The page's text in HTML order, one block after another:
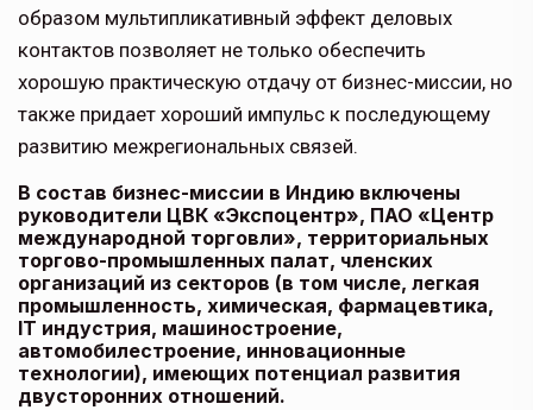
образом мультипликативный эффект деловых
контактов позволяет не только обеспечить
хорошую практическую отдачу от бизнес-миссии, но
также придает хороший импульс к последующему
развитию межрегиональных связей.
В состав бизнес-миссии в Индию включены
руководители ЦВК «Экспоцентр», ПАО «Центр
международной торговли», территориальных
торгово-промышленных палат, членских
организаций из секторов (в том числе, легкая
промышленность, химическая, фармацевтика,
IT индустрия, машиностроение,
автомобилестроение, инновационные
технологии), имеющих потенциал развития
двусторонних отношений.